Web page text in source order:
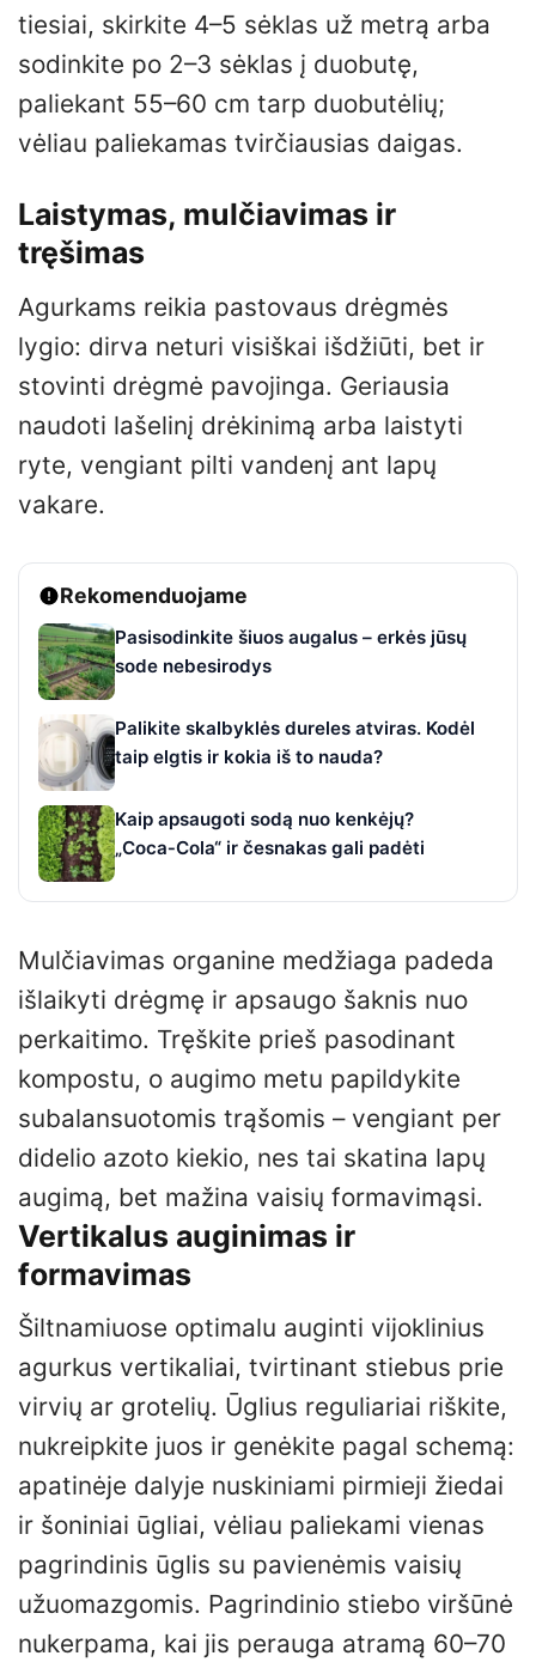
tiesiai, skirkite 4–5 sėklas už metrą arba
sodinkite po 2–3 sėklas į duobutę,
paliekant 55–60 cm tarp duobutėlių;
vėliau paliekamas tvirčiausias daigas.
Laistymas, mulčiavimas ir
tręšimas
Agurkams reikia pastovaus drėgmės
lygio: dirva neturi visiškai išdžiūti, bet ir
stovinti drėgmė pavojinga. Geriausia
naudoti lašelinį drėkinimą arba laistyti
ryte, vengiant pilti vandenį ant lapų
vakare.
Rekomenduojame
Pasisodinkite šiuos augalus – erkės jūsų
sode nebesirodys
Palikite skalbyklės dureles atviras. Kodėl
taip elgtis ir kokia iš to nauda?
Kaip apsaugoti sodą nuo kenkėjų?
„Coca‑Cola“ ir česnakas gali padėti
Mulčiavimas organine medžiaga padeda
išlaikyti drėgmę ir apsaugo šaknis nuo
perkaitimo. Tręškite prieš pasodinant
kompostu, o augimo metu papildykite
subalansuotomis trąšomis – vengiant per
didelio azoto kiekio, nes tai skatina lapų
augimą, bet mažina vaisių formavimąsi.
Vertikalus auginimas ir
formavimas
Šiltnamiuose optimalu auginti vijoklinius
agurkus vertikaliai, tvirtinant stiebus prie
virvių ar grotelių. Ūglius reguliariai riškite,
nukreipkite juos ir genėkite pagal schemą:
apatinėje dalyje nuskiniami pirmieji žiedai
ir šoniniai ūgliai, vėliau paliekami vienas
pagrindinis ūglis su pavienėmis vaisių
užuomazgomis. Pagrindinio stiebo viršūnė
nukerpama, kai jis perauga atramą 60–70